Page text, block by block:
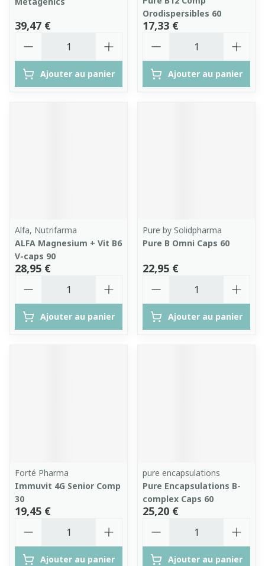
39,47 €
Ajouter au panier
Orodispersibles 60
17,33 €
Ajouter au panier
Alfa, Nutrifarma
ALFA Magnesium + Vit B6
V-caps 90
28,95 €
Ajouter au panier
Pure by Solidpharma
Pure B Omni Caps 60
22,95 €
Ajouter au panier
Forté Pharma
Immuvit 4G Senior Comp
30
19,45 €
Ajouter au panier
pure encapsulations
Pure Encapsulations B-
complex Caps 60
25,20 €
Ajouter au panier